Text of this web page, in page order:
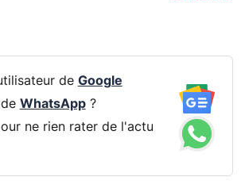
de Google
WhatsApp?
ne rien rater de l'actu